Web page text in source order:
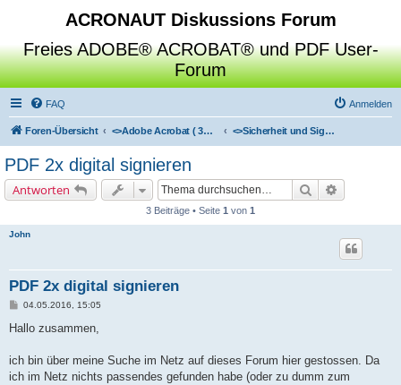
ACRONAUT Diskussions Forum
Freies ADOBE® ACROBAT® und PDF User-
Forum
FAQ Anmelden
Foren-Übersicht <>Adobe Acrobat ( 3D / Professional / Standard / Reader / Distiller ) <>Sicherheit und Signaturen
PDF 2x digital signieren
Antworten Suche
3 Beiträge • Seite 1 von 1
John
PDF 2x digital signieren
B
i
a
04.05.2016, 15:05
Hallo zusammen,
ich bin über meine Suche im Netz auf dieses Forum hier gestossen. Da
ich im Netz nichts passendes gefunden habe (oder zu dumm zum